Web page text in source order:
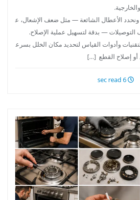
الأعطال الشائعة — مثل ضعف الإشعال، ع
التوصيلات — بدقة لتسهيل عملية الإصلاح.
وأدوات القياس لتحديد مكان الخلل بسرع
أو إصلاح القطع […]